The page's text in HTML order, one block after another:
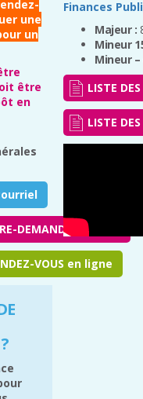
une
un
être
en
DEMANDE en ligne
VOUS en ligne
Finances
Majeur :
Mineur
Mineur –
LISTE
LISTE